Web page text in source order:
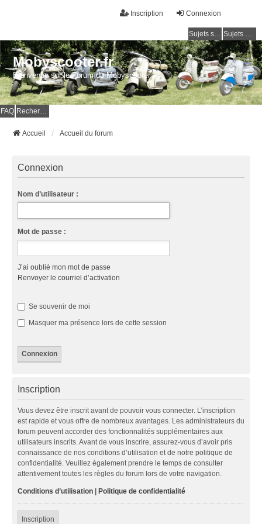
Connexion
Inscription
Sujets sans réponse Sujets actifs
Mobyscooter.fr
Bienvenue sur le Forum du Mobyscooter
FAQ Rechercher
Accueil Accueil du forum
Connexion
Nom d’utilisateur :
Mot de passe :
J’ai oublié mon mot de passe
Renvoyer le courriel d’activation
Se souvenir de moi
Masquer ma présence lors de cette session
Inscription
Vous devez être inscrit avant de pouvoir vous connecter. L’inscription
est rapide et vous offre de nombreux avantages. Les administrateurs du
forum peuvent accorder des fonctionnalités supplémentaires aux
utilisateurs inscrits. Avant de vous inscrire, assurez-vous d’avoir pris
connaissance de nos conditions d’utilisation et de notre politique de
confidentialité. Veuillez également prendre le temps de consulter
attentivement toutes les règles du forum lors de votre navigation.
Conditions d’utilisation | Politique de confidentialité
Inscription